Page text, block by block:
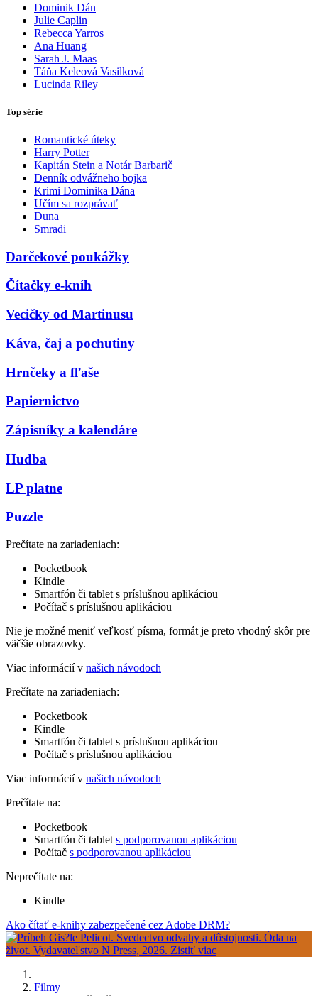
Dominik Dán
Julie Caplin
Rebecca Yarros
Ana Huang
Sarah J. Maas
Táňa Keleová Vasilková
Lucinda Riley
Top série
Romantické úteky
Harry Potter
Kapitán Stein a Notár Barbarič
Denník odvážneho bojka
Krimi Dominika Dána
Učím sa rozprávať
Duna
Smradi
Darčekové poukážky
Čítačky e-kníh
Vecičky od Martinusu
Káva, čaj a pochutiny
Hrnčeky a fľaše
Papiernictvo
Zápisníky a kalendáre
Hudba
LP platne
Puzzle
Prečítate na zariadeniach:
Pocketbook
Kindle
Smartfón či tablet s príslušnou aplikáciou
Počítač s príslušnou aplikáciou
Nie je možné meniť veľkosť písma, formát je preto vhodný skôr pre
väčšie obrazovky.
Viac informácií v našich návodoch
Prečítate na zariadeniach:
Pocketbook
Kindle
Smartfón či tablet s príslušnou aplikáciou
Počítač s príslušnou aplikáciou
Viac informácií v našich návodoch
Prečítate na:
Pocketbook
Smartfón či tablet s podporovanou aplikáciou
Počítač s podporovanou aplikáciou
Neprečítate na:
Kindle
Ako čítať e-knihy zabezpečené cez Adobe DRM?
Filmy